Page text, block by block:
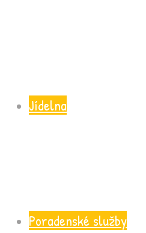
Jídelna
Poradenské služby